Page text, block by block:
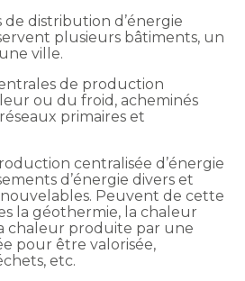
de distribution d’énergie
plusieurs bâtiments, un
ville.
de production
ou du froid, acheminés
primaires et
centralisée d’énergie
d’énergie divers et
Peuvent de cette
la géothermie, la chaleur
chaleur produite par une
pour être valorisée,
etc.